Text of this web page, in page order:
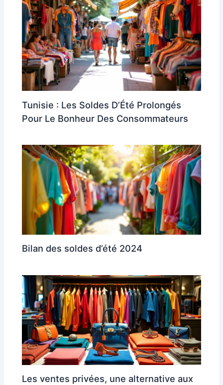
Tunisie : Les Soldes D’Été Prolongés
Pour Le Bonheur Des Consommateurs
Bilan des soldes d’été 2024
Les ventes privées, une alternative aux